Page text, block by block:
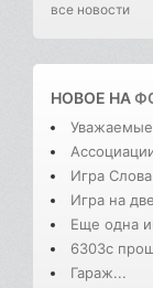
все новости
НОВОЕ НА
Игра
Игра на
Еще одна
6303с
Гараж...